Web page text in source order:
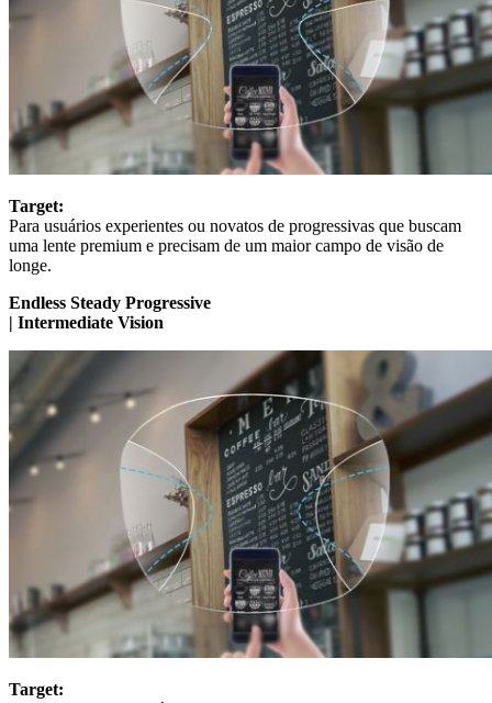
Target:
Para usuários experientes ou novatos de progressivas que buscam
uma lente premium e precisam de um maior campo de visão de
longe.
Endless Steady Progressive
| Intermediate Vision
Target: